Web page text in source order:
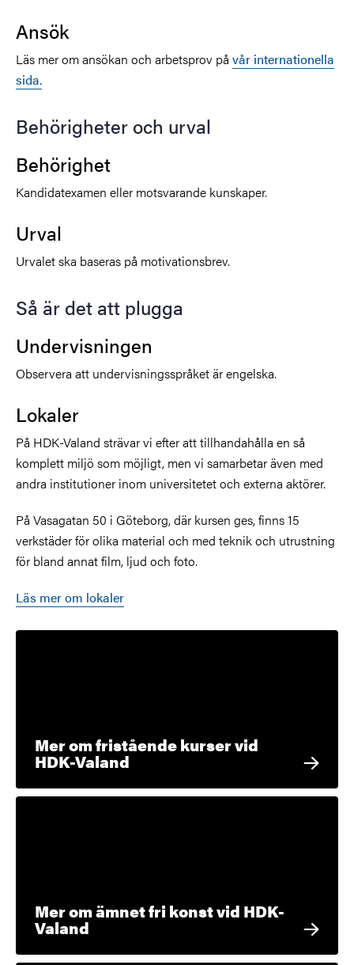
Ansök
Läs mer om ansökan och arbetsprov på vår internationella
sida.
Behörigheter och urval
Behörighet
Kandidatexamen eller motsvarande kunskaper.
Urval
Urvalet ska baseras på motivationsbrev.
Så är det att plugga
Undervisningen
Observera att undervisningsspråket är engelska.
Lokaler
På HDK-Valand strävar vi efter att tillhandahålla en så
komplett miljö som möjligt, men vi samarbetar även med
andra institutioner inom universitetet och externa aktörer.
På Vasagatan 50 i Göteborg, där kursen ges, finns 15
verkstäder för olika material och med teknik och utrustning
för bland annat film, ljud och foto.
Läs mer om lokaler
Mer om fristående kurser vid
HDK-Valand
Mer om ämnet fri konst vid HDK-
Valand